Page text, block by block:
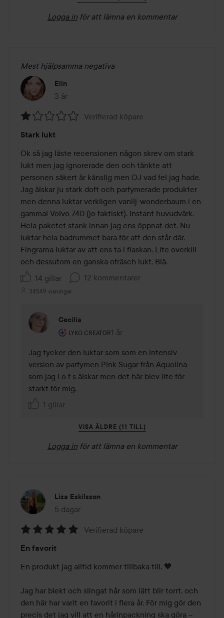
Logga in för att lämna en kommentar
Mest hjälpsamma negativa
Elin
3 år
Inlägget skapades 3 år
1
av
5
Verifierad köpare
Stark lukt
Ok så jag läste recensionen någon skrev om stark
lukt men jag ignorerade den och tänkte att
personen säkert är känslig men OJ vad fel jag hade.
Jag älskar ju stark doft och parfymerade produkter
men denna luktar verkligen vanilj-wonderbaum i en
gammal Volvo 740 (jo faktiskt). Instant huvudvärk.
Hela paketet stank innan jag ens öppnat det. Nu
luktar hela badrummet bara för att den står där.
Fingrarna luktar av att ens ta i flaskan. Lite overkill
och dessutom en ganska ofräsch lukt. Blä.
14 gillar
12 kommentarer
34549 visningar
Cecilia
LYKO CREATOR
Användarens roll: Lyko Creator.
1 år
Kommentaren lades 1 år
Jag tycker den luktar som som en intensiv
version av parfymen Pink Sugar från Aquolina
som jag i o f s älskar men det här blev lite för
starkt för mig.
1 gillar
VISA ÄLDRE (11 TILL)
Logga in för att lämna en kommentar
Liza Eskilsson
5 dagar
Inlägget skapades 5 dagar
5
av
Verifierad köpare
En favorit
En produkt jag alltid kommer tillbaka till. 💙
Jag har blekt och slingat hår som lätt blir torrt, och
den här har varit en favorit i flera år. För mig gör den
precis det jag vill att en hårinpackning ska göra –